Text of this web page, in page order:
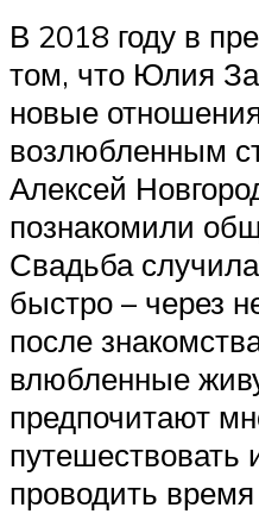
В 2018 году в
том, что Юлия
новые
возлюбленным
Алексей
познакомили
Свадьба
быстро – через
после
влюбленные
предпочитают
путешествовать
проводить